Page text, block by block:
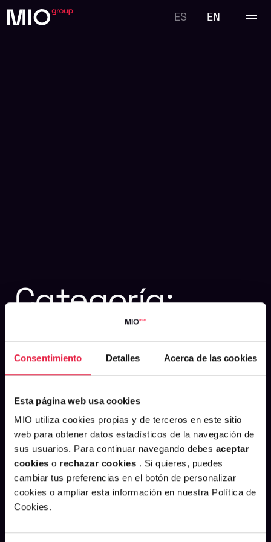
Consentimiento Detalles Acerca de las cookies
Esta página web usa cookies
MIO utiliza cookies propias y de terceros en este sitio
web para obtener datos estadísticos de la navegación de
sus usuarios. Para continuar navegando debes aceptar
cookies o rechazar cookies . Si quieres, puedes
cambiar tus preferencias en el botón de personalizar
cookies o ampliar esta información en nuestra Política de
Cookies.
ES EN
Categoría:
datarmony